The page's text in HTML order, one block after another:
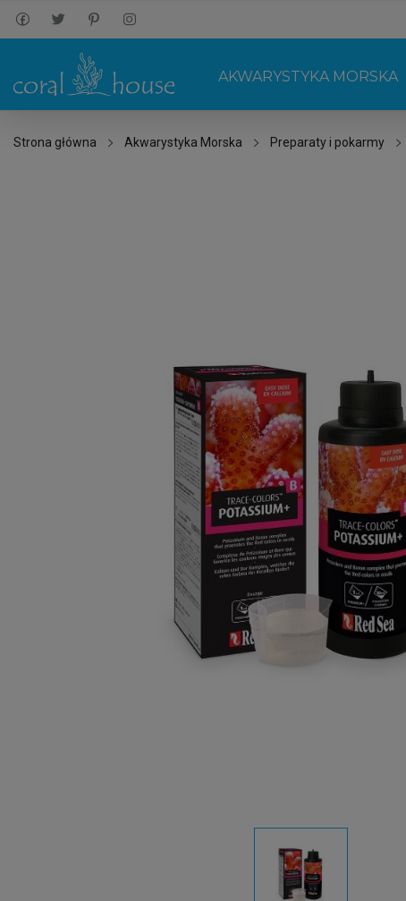
AKWARYSTYKA MORSKA
Strona główna Akwarystyka Morska Preparaty i pokarmy